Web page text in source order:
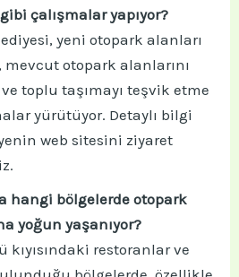
çalışmalar yapıyor?
yeni otopark alanları
otopark alanlarını
toplu taşımayı teşvik etme
yürütüyor. Detaylı bilgi
web sitesini ziyaret
hangi bölgelerde otopark
yoğun yaşanıyor?
kıyısındaki restoranlar ve